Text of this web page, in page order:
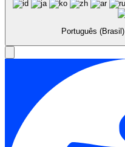
Português (Brasil)